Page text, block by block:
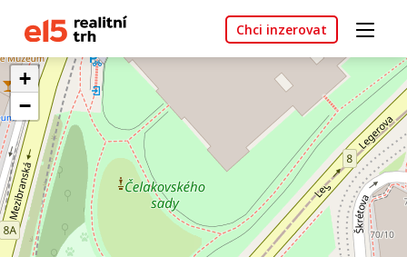
Chci inzerovat
+
−